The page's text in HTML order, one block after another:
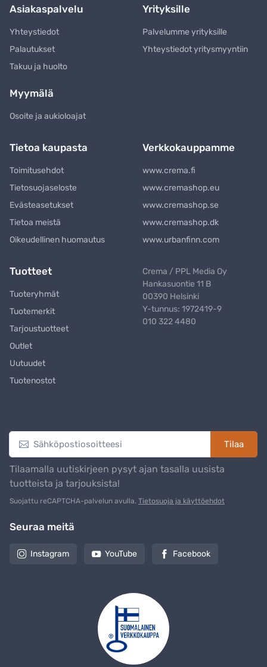
Asiakaspalvelu
Yhteystiedot
Palautukset
Takuu ja huolto
Yrityksille
Palvelumme yrityksille
Yhteystiedot yritysmyyntiin
Myymälä
Osoite ja aukioloajat
Tietoa kaupasta
Toimitusehdot
Tietosuojaseloste
Evästeasetukset
Tietoa meistä
Oikeudellinen huomautus
Verkkokauppamme
www.crema.fi
www.cremashop.eu
www.cremashop.se
www.cremashop.dk
www.urbanfinn.com
Tuotteet
Tuoteryhmät
Tuotemerkit
Tarjoustuotteet
Outlet
Uutuudet
Tuotenostot
Crema / PPL Media Oy
Hankasuontie 11 B
00390 Helsinki
Y-tunnus: 1972419-9
010 322 4480
Tilaa
Tilaamalla uutiskirjeen pysyt ajan tasalla uusista
tuotteista ja tarjouksista!
Suojattu reCAPTCHA-palvelun avulla. Tietosuoja ja käyttöehdot
Seuraa meitä
Instagram YouTube Facebook